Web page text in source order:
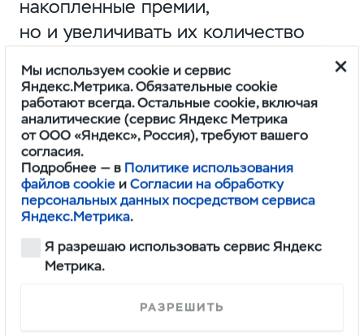
накопленные премии,
но и увеличивать их количество
приятное — каждый клиент,
обратившийся в наш сервис
в период акции, автоматически
становится участником
ценных призов.
Главным событием
30 сентября в 14:00, когда
мы определим
которые получат эксклюзивный
Мы используем cookie и сервис
Яндекс.Метрика. Обязательные cookie
работают всегда. Остальные cookie, включая
аналитические (сервис Яндекс Метрика
от ООО «Яндекс», Россия), требуют вашего
согласия.
Подробнее — в Политике использования
файлов cookie иСогласии на обработку
персональных данных посредством сервиса
Яндекс.Метрика.
Я разрешаю использовать сервис Яндекс
Метрика.
РАЗРЕШИТЬ